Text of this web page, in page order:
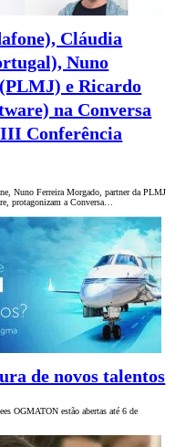
Cláudia
Nuno
e Ricardo
na Conversa
Conferência
Nuno Ferreira Morgado, partner da PLMJ
protagonizam a Conversa…
de novos talentos
OGMATON estão abertas até 6 de